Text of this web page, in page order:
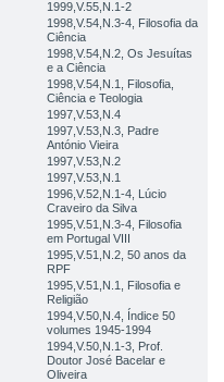
1999,V.55,N.1-2
1998,V.54,N.3-4, Filosofia da
Ciência
1998,V.54,N.2, Os Jesuítas
e a Ciência
1998,V.54,N.1, Filosofia,
Ciência e Teologia
1997,V.53,N.4
1997,V.53,N.3, Padre
António Vieira
1997,V.53,N.2
1997,V.53,N.1
1996,V.52,N.1-4, Lúcio
Craveiro da Silva
1995,V.51,N.3-4, Filosofia
em Portugal VIII
1995,V.51,N.2, 50 anos da
RPF
1995,V.51,N.1, Filosofia e
Religião
1994,V.50,N.4, Índice 50
volumes 1945-1994
1994,V.50,N.1-3, Prof.
Doutor José Bacelar e
Oliveira